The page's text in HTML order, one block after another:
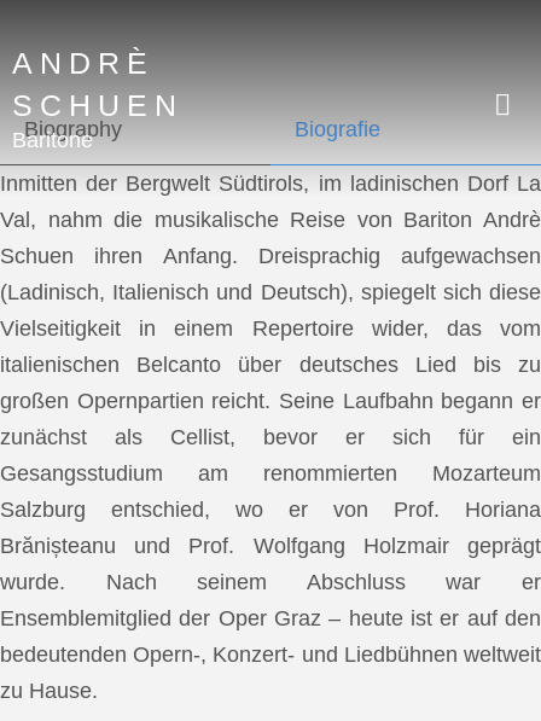
ANDRÈ
SCHUEN
Baritone
Biography Biografie
Inmitten der Bergwelt Südtirols, im ladinischen Dorf La
Val, nahm die musikalische Reise von Bariton Andrè
Schuen ihren Anfang. Dreisprachig aufgewachsen
(Ladinisch, Italienisch und Deutsch), spiegelt sich diese
Vielseitigkeit in einem Repertoire wider, das vom
italienischen Belcanto über deutsches Lied bis zu
großen Opernpartien reicht. Seine Laufbahn begann er
zunächst als Cellist, bevor er sich für ein
Gesangsstudium am renommierten Mozarteum
Salzburg entschied, wo er von Prof. Horiana
Brănișteanu und Prof. Wolfgang Holzmair geprägt
wurde. Nach seinem Abschluss war er
Ensemblemitglied der Oper Graz – heute ist er auf den
bedeutenden Opern-, Konzert- und Liedbühnen weltweit
zu Hause.